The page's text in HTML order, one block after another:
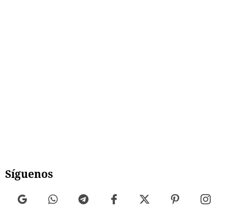
Síguenos